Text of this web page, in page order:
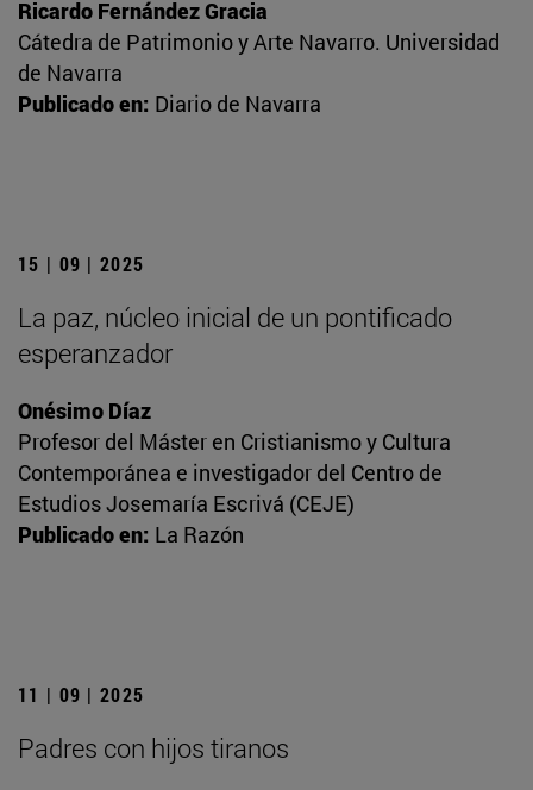
Ricardo Fernández Gracia
Cátedra de Patrimonio y Arte Navarro. Universidad
de Navarra
Publicado en: Diario de Navarra
15 | 09 | 2025
La paz, núcleo inicial de un pontificado
esperanzador
Onésimo Díaz
Profesor del Máster en Cristianismo y Cultura
Contemporánea e investigador del Centro de
Estudios Josemaría Escrivá (CEJE)
Publicado en: La Razón
11 | 09 | 2025
Padres con hijos tiranos